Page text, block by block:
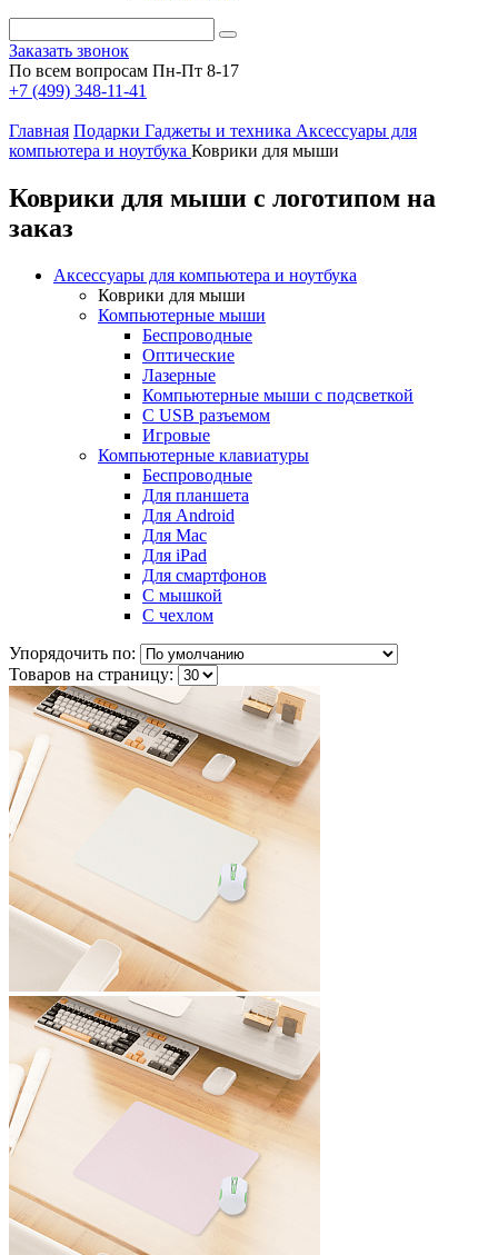
Заказать звонок
По всем вопросам Пн-Пт 8-17
+7 (499) 348-11-41
Главная Подарки Гаджеты и техника Аксессуары для
компьютера и ноутбука Коврики для мыши
Коврики для мыши с логотипом на
заказ
Аксессуары для компьютера и ноутбука
Коврики для мыши
Компьютерные мыши
Беспроводные
Оптические
Лазерные
Компьютерные мыши с подсветкой
С USB разъемом
Игровые
Компьютерные клавиатуры
Беспроводные
Для планшета
Для Android
Для Mac
Для iPad
Для смартфонов
С мышкой
С чехлом
Упорядочить по:
Товаров на страницу: